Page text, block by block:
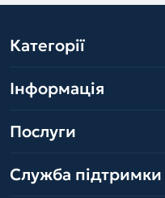
Категорії
Інформація
Послуги
Служба підтримки